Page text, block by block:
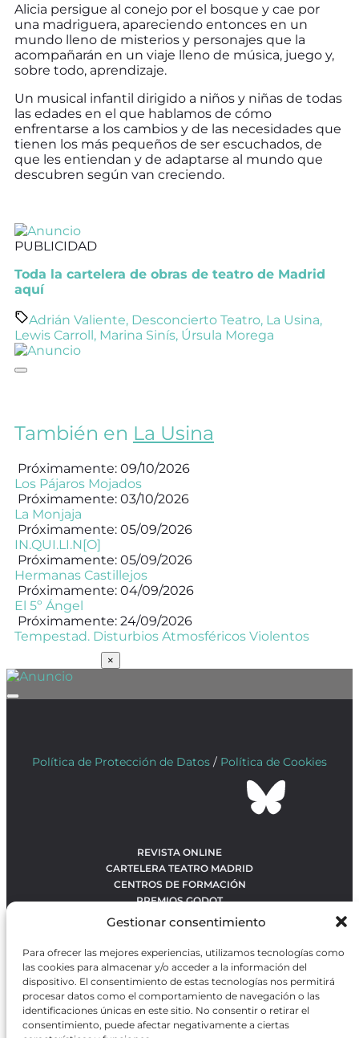
Gestionar consentimiento
Para ofrecer las mejores experiencias, utilizamos tecnologías como
las cookies para almacenar y/o acceder a la información del
dispositivo. El consentimiento de estas tecnologías nos permitirá
procesar datos como el comportamiento de navegación o las
identificaciones únicas en este sitio. No consentir o retirar el
consentimiento, puede afectar negativamente a ciertas
Alicia persigue al conejo por el bosque y cae por
una madriguera, apareciendo entonces en un
mundo lleno de misterios y personajes que la
acompañarán en un viaje lleno de música, juego y,
sobre todo, aprendizaje.
Un musical infantil dirigido a niños y niñas de todas
las edades en el que hablamos de cómo
enfrentarse a los cambios y de las necesidades que
tienen los más pequeños de ser escuchados, de
que les entiendan y de adaptarse al mundo que
descubren según van creciendo.
PUBLICIDAD
Toda la cartelera de obras de teatro de Madrid
aquí
Adrián Valiente, Desconcierto Teatro, La Usina,
Lewis Carroll, Marina Sinís, Úrsula Morega
También en La Usina
Próximamente: 09/10/2026
Los Pájaros Mojados
Próximamente: 03/10/2026
La Monjaja
Próximamente: 05/09/2026
IN.QUI.LI.N[O]
Próximamente: 05/09/2026
Hermanas Castillejos
Próximamente: 04/09/2026
El 5º Ángel
Próximamente: 24/09/2026
Tempestad. Disturbios Atmosféricos Violentos
×
Política de Protección de Datos / Política de Cookies
REVISTA ONLINE
CARTELERA TEATRO MADRID
CENTROS DE FORMACIÓN
PREMIOS GODOT
CONTACTO
OBRAS MÁS VOTADAS
RANKING MEJORES OBRAS
BÚSQUEDA AVANZADA DE OBRAS